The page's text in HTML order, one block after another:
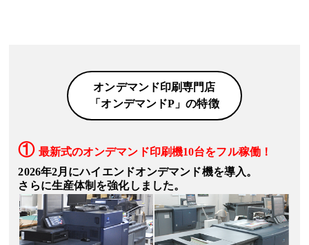
2024年12月13日
「クリアカード印刷」 、「半透明カード印刷」を追加しました。
角丸加工対象商品 に、角丸3mmを追加しました。
2024年11月27日
2024年9月9日
配送方法「ネコポス」は「クロネコゆうパケット」に変更となりました。
2024年8月21日
オンデマンド印刷専門店
「オンデマンドP」の特徴
① 最新式のオンデマンド印刷機10台をフル稼働！
2026年2月にハイエンドオンデマンド機を導入。
さらに生産体制を強化しました。